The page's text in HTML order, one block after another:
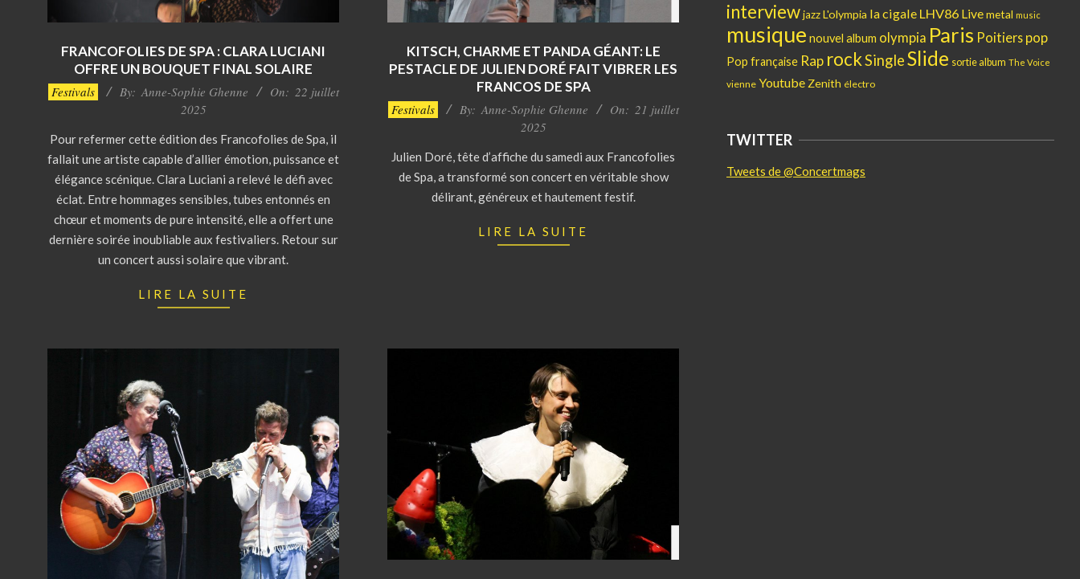
FRANCOFOLIES DE SPA : CLARA LUCIANI
OFFRE UN BOUQUET FINAL SOLAIRE
2025-
Festivals By: Anne-Sophie Ghenne On: 22 juillet
2025
Pour refermer cette édition des Francofolies de Spa, il
fallait une artiste capable d’allier émotion, puissance et
élégance scénique. Clara Luciani a relevé le défi avec
éclat. Entre hommages sensibles, tubes entonnés en
chœur et moments de pure intensité, elle a offert une
dernière soirée inoubliable aux festivaliers. Retour sur
un concert aussi solaire que vibrant.
LIRE LA SUITE
KITSCH, CHARME ET PANDA GÉANT: LE
PESTACLE DE JULIEN DORÉ FAIT VIBRER LES
FRANCOS DE SPA
2025-
Festivals By: Anne-Sophie Ghenne On: 21 juillet
2025
Julien Doré, tête d’affiche du samedi aux Francofolies
de Spa, a transformé son concert en véritable show
délirant, généreux et hautement festif.
LIRE LA SUITE
interviewjazzL'olympia la cigale LHV86 Livemetal music
musique nouvel album olympia Paris Poitiers pop
Pop française Rap rockSingleSlide sortie album The Voice
vienne Youtube Zenith électro
TWITTER
Tweets de @Concertmags